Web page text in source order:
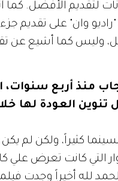
لتقديم الأفضل. كما
وان" على تقديم
وليس كما أشيع عن
منذ أربع سنوات،
العودة لها
كثيراً، ولكن لم يكن
التي كانت تعرض علي
لله أخيراً وجدت